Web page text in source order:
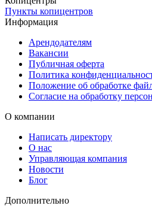
Пункты копицентров
Информация
Арендодателям
Вакансии
Публичная оферта
Политика
Положение об обработке
Согласие на обработку
О компании
Написать директору
О нас
Управляющая компания
Новости
Блог
Дополнительно